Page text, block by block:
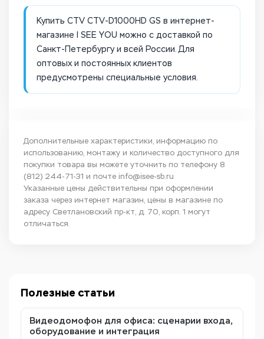
Купить CTV CTV-D1000HD GS в интернет-
магазине I SEE YOU можно с доставкой по
Санкт-Петербургу и всей России. Для
оптовых и постоянных клиентов
предусмотрены специальные условия.
Дополнительные характеристики, информацию по
использованию, монтажу и количество доступного для
покупки товара вы можете уточнить по телефону 8
(812) 244-71-31 и почте info@isee-sb.ru
Указанные цены действительны при оформлении
заказа через интернет магазин, цены в магазине по
адресу Светлановский пр-кт, д. 70, корп. 1 могут
отличаться.
Полезные статьи
Видеодомофон для офиса: сценарии входа,
оборудование и интеграция